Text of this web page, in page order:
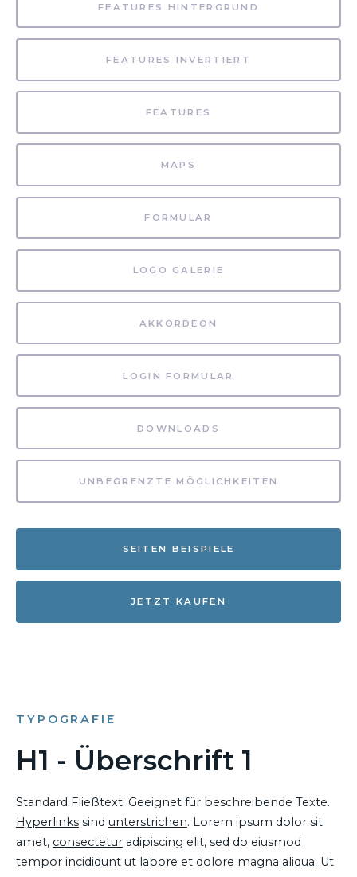
FEATURES HINTERGRUND
FEATURES INVERTIERT
FEATURES
MAPS
FORMULAR
LOGO GALERIE
AKKORDEON
LOGIN FORMULAR
DOWNLOADS
UNBEGRENZTE MÖGLICHKEITEN
SEITEN BEISPIELE
JETZT KAUFEN
TYPOGRAFIE
H1 - Überschrift 1
Standard Fließtext: Geeignet für beschreibende Texte.
Hyperlinks sind unterstrichen. Lorem ipsum dolor sit
amet, consectetur adipiscing elit, sed do eiusmod
tempor incididunt ut labore et dolore magna aliqua. Ut